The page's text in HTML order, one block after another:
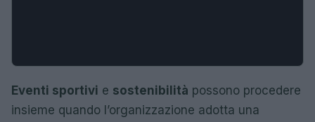
Eventi sportivi e sostenibilità possono procedere
insieme quando l’organizzazione adotta una